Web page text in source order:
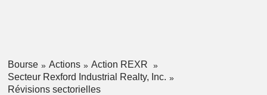
Bourse Actions
Action REXR
Secteur Rexford Industrial Realty, Inc.
Révisions sectorielles